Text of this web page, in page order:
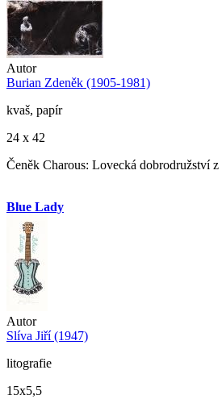
Autor
Burian Zdeněk (1905-1981)
kvaš, papír
24 x 42
Čeněk Charous: Lovecká dobrodružství z
Blue Lady
Autor
Slíva Jiří (1947)
litografie
15x5,5